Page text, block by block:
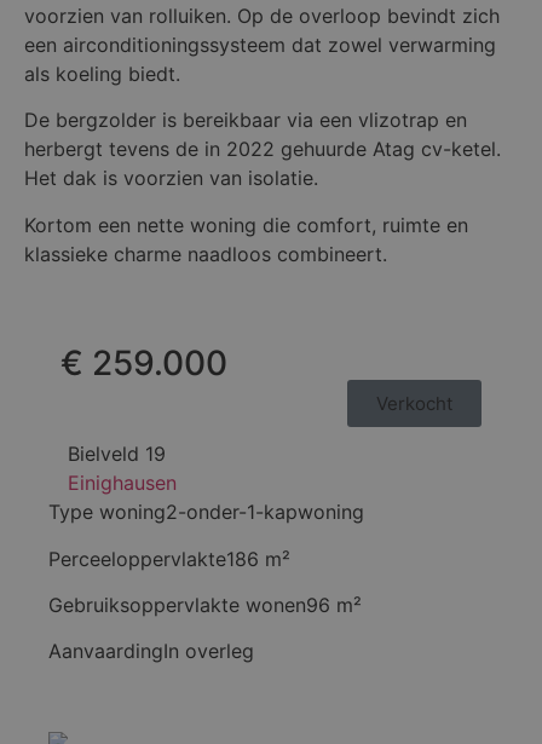
voorzien van rolluiken. Op de overloop bevindt zich
een airconditioningssysteem dat zowel verwarming
als koeling biedt.
De bergzolder is bereikbaar via een vlizotrap en
herbergt tevens de in 2022 gehuurde Atag cv-ketel.
Het dak is voorzien van isolatie.
Kortom een nette woning die comfort, ruimte en
klassieke charme naadloos combineert.
€ 259.000
Verkocht
Bielveld 19
Einighausen
Type woning2-onder-1-kapwoning
Perceeloppervlakte186 m²
Gebruiksoppervlakte wonen96 m²
AanvaardingIn overleg